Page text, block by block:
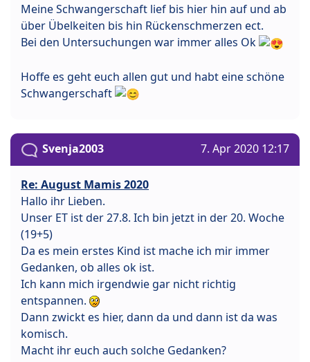
Meine Schwangerschaft lief bis hier hin auf und ab
über Übelkeiten bis hin Rückenschmerzen ect.
Bei den Untersuchungen war immer alles Ok
Hoffe es geht euch allen gut und habt eine schöne
Schwangerschaft
Svenja2003 7. Apr 2020 12:17
Re: August Mamis 2020
Hallo ihr Lieben.
Unser ET ist der 27.8. Ich bin jetzt in der 20. Woche
(19+5)
Da es mein erstes Kind ist mache ich mir immer
Gedanken, ob alles ok ist.
Ich kann mich irgendwie gar nicht richtig
entspannen.
Dann zwickt es hier, dann da und dann ist da was
komisch.
Macht ihr euch auch solche Gedanken?